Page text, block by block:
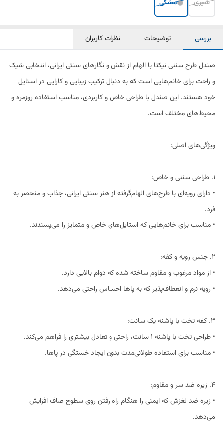
شیری مشکی
بررسی توضیحات نظرات کاربران
صندل طرح سنتی نیکتا با الهام از نقش و نگارهای سنتی ایرانی، انتخابی شیک
و راحت برای خانم‌هایی است که به دنبال ترکیب زیبایی و کارایی در استایل
خود هستند. این صندل با طراحی خاص و کاربردی، مناسب استفاده روزمره و
محیط‌های مختلف است.
ویژگی‌های اصلی:
1. طراحی سنتی و خاص:
• دارای رویه‌ای با طرح‌های الهام‌گرفته از هنر سنتی ایرانی، جذاب و منحصر به
فرد.
• مناسب برای خانم‌هایی که استایل‌های خاص و متمایز را می‌پسندند.
2. جنس رویه و کفه:
• از مواد مرغوب و مقاوم ساخته شده که دوام بالایی دارد.
• رویه نرم و انعطاف‌پذیر که به پاها احساس راحتی می‌دهد.
3. کفه تخت با پاشنه یک سانت:
• طراحی تخت با پاشنه ۱ سانت، راحتی و تعادل بیشتری را فراهم می‌کند.
• مناسب برای استفاده طولانی‌مدت بدون ایجاد خستگی در پاها.
4. زیره ضد سر و مقاوم:
• زیره ضد لغزش که ایمنی را هنگام راه رفتن روی سطوح صاف افزایش
می‌دهد.